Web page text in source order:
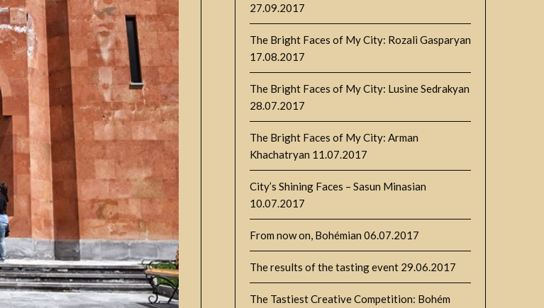
27.09.2017
The Bright Faces of My City: Rozali Gasparyan
17.08.2017
The Bright Faces of My City: Lusine Sedrakyan
28.07.2017
The Bright Faces of My City: Arman
Khachatryan 11.07.2017
City’s Shining Faces – Sasun Minasian
10.07.2017
From now on, Bohémian 06.07.2017
The results of the tasting event 29.06.2017
The Tastiest Creative Competition: Bohém